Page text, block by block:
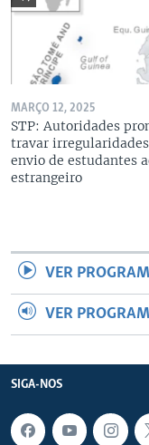
MARÇO 12, 2025
STP: Autoridades
travar
envio de estudantes
estrangeiro
VER
VER
SIGA-NOS